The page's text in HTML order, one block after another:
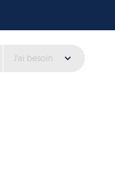
J'ai besoin